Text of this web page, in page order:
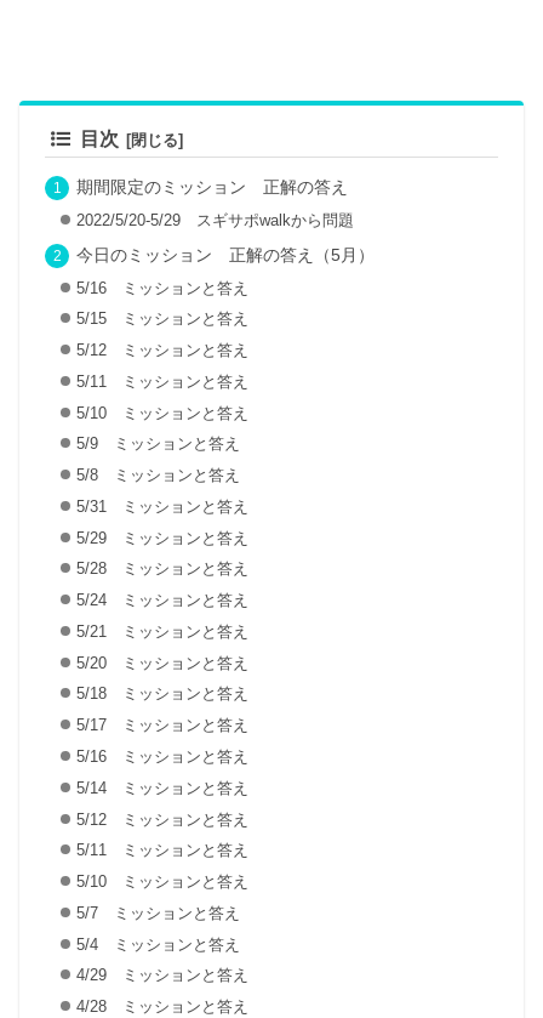
目次
期間限定のミッション 正解の答え
2022/5/20-5/29 スギサポwalkから問題
今日のミッション 正解の答え（5月）
5/16 ミッションと答え
5/15 ミッションと答え
5/12 ミッションと答え
5/11 ミッションと答え
5/10 ミッションと答え
5/9 ミッションと答え
5/8 ミッションと答え
5/31 ミッションと答え
5/29 ミッションと答え
5/28 ミッションと答え
5/24 ミッションと答え
5/21 ミッションと答え
5/20 ミッションと答え
5/18 ミッションと答え
5/17 ミッションと答え
5/16 ミッションと答え
5/14 ミッションと答え
5/12 ミッションと答え
5/11 ミッションと答え
5/10 ミッションと答え
5/7 ミッションと答え
5/4 ミッションと答え
4/29 ミッションと答え
4/28 ミッションと答え